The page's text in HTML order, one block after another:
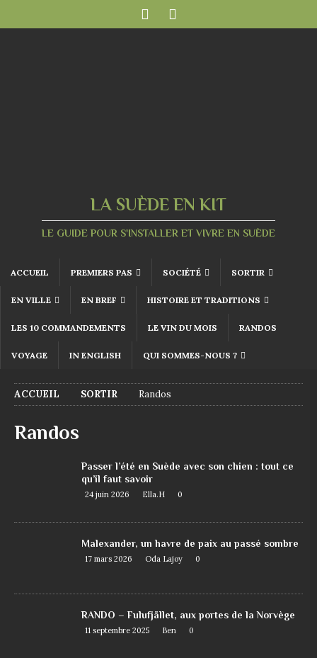
LA SUÈDE EN KIT
LE GUIDE POUR S'INSTALLER ET VIVRE EN SUÈDE
ACCUEIL PREMIERS PAS SOCIÉTÉ SORTIR
EN VILLE EN BREF HISTOIRE ET TRADITIONS
LES 10 COMMANDEMENTS LE VIN DU MOIS RANDOS
VOYAGE IN ENGLISH QUI SOMMES-NOUS ?
ACCUEIL SORTIR Randos
Randos
Passer l’été en Suède avec son chien : tout ce
qu’il faut savoir
24 juin 2026 Ella.H 0
Malexander, un havre de paix au passé sombre
17 mars 2026 Oda Lajoy 0
RANDO – Fulufjället, aux portes de la Norvège
11 septembre 2025 Ben 0